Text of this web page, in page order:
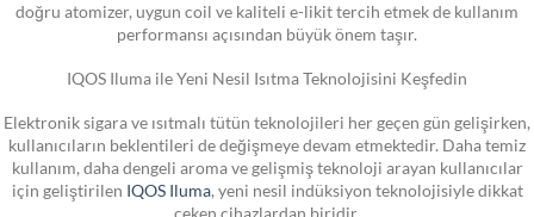
doğru atomizer, uygun coil ve kaliteli e-likit tercih etmek de kullanım
performansı açısından büyük önem taşır.
IQOS Iluma ile Yeni Nesil Isıtma Teknolojisini Keşfedin
Elektronik sigara ve ısıtmalı tütün teknolojileri her geçen gün gelişirken,
kullanıcıların beklentileri de değişmeye devam etmektedir. Daha temiz
kullanım, daha dengeli aroma ve gelişmiş teknoloji arayan kullanıcılar
için geliştirilen IQOS Iluma, yeni nesil indüksiyon teknolojisiyle dikkat
çeken cihazlardan biridir.